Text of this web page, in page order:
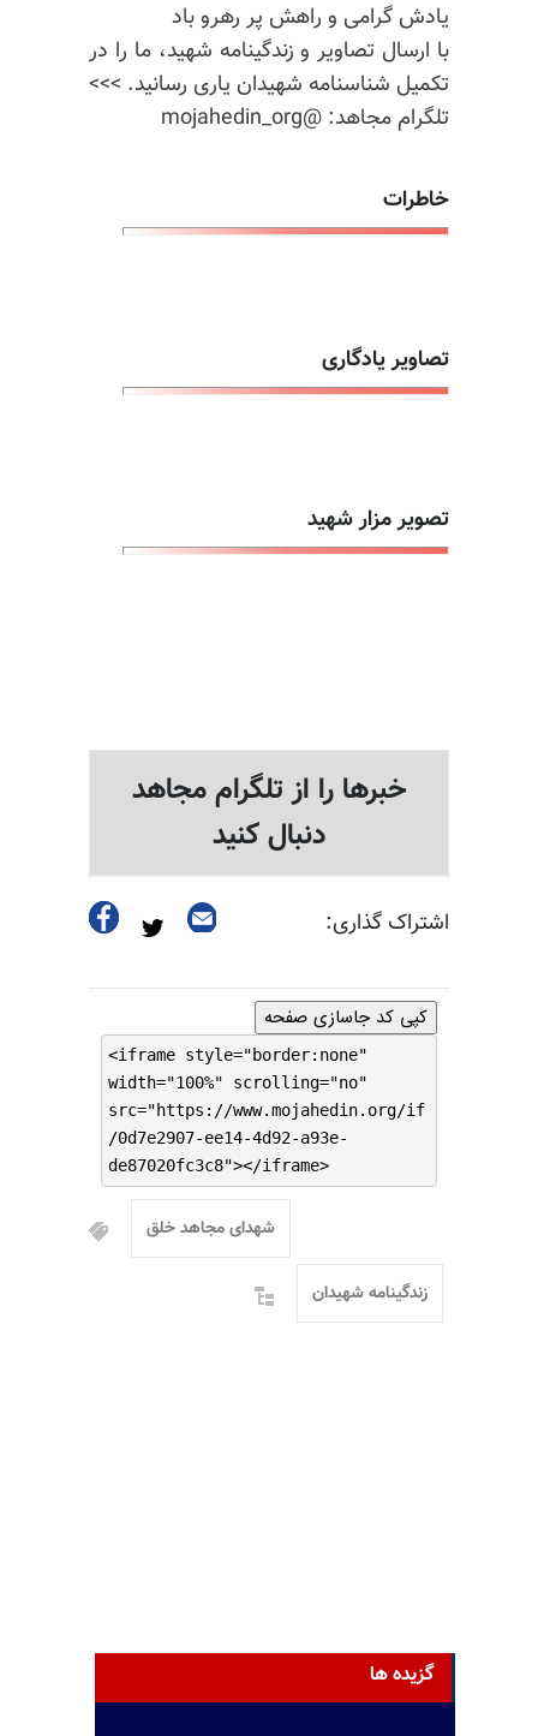
یادش گرامی و راهش پر رهرو باد
با ارسال تصاویر و زندگینامه شهید، ما را در
تکمیل شناسنامه شهیدان یاری رسانید. >>>
تلگرام مجاهد: @mojahedin_org
خاطرات
تصاویر یادگاری
تصویر مزار شهید
خبرها را از تلگرام مجاهد
دنبال کنید
اشتراک گذاری:
کپی کد جاسازی صفحه
<iframe style="border:none"
width="100%" scrolling="no"
src="https://www.mojahedin.org/if
/0d7e2907-ee14-4d92-a93e-
de87020fc3c8"></iframe>
شهدای مجاهد خلق
زندگینامه شهیدان
گزیده ها